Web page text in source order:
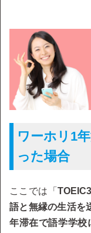
ワーホリ1
った場合
ここでは「
語と無縁の生活を
年滞在で語学学校